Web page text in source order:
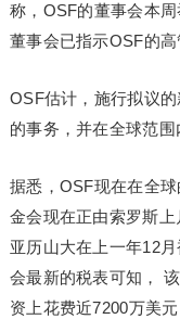
称，OSF的董事会本
董事会已指示OSF的高
OSF估计，施行拟议
的事务，并在全球范围
据悉，OSF现在在全
金会现在正由索罗斯上
亚历山大在上一年12
会最新的税表可知，
资上花费近7200万美